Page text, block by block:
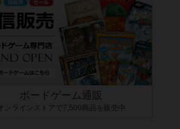
ボードゲーム通販
オンラインストアで7,500商品を販売中